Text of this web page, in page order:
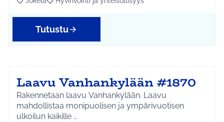
Rajaa tulokset aihepiirin mukaan: Jokela
Rajaa tulokset teeman mukaan: Hyvinvointi ja
Tutustu
Laavu Vanhankylään #1870
Rakennetaan laavu Vanhankylään. Laavu
mahdollistaa monipuolisen ja ympärivuotisen
ulkoilun kaikille …